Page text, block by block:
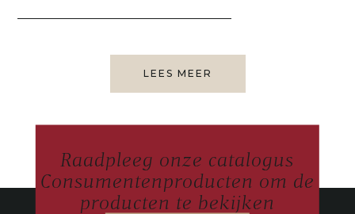
LEES MEER
Raadpleeg onze catalogus
Consumentenproducten om de
producten te bekijken